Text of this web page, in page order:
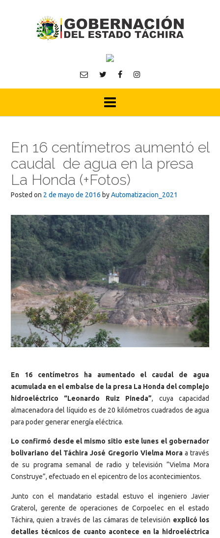
En 16 centímetros aumentó el
caudal de agua en la presa
La Honda (+Fotos)
Posted on 2 de mayo de 2016 byAutomatizacion_2021
En 16 centímetros ha aumentado el caudal de agua
acumulada en el embalse de la presa La Honda del complejo
hidroeléctrico “Leonardo Ruiz Pineda”, cuya capacidad
almacenadora del líquido es de 20 kilómetros cuadrados de agua
para poder generar energía eléctrica.
Lo confirmó desde el mismo sitio este lunes el gobernador
bolivariano del Táchira José Gregorio Vielma Moraa través
de su programa semanal de radio y televisión “Vielma Mora
Construye”, efectuado en el epicentro de los acontecimientos.
Junto con el mandatario estadal estuvo el ingeniero Javier
Graterol, gerente de operaciones de Corpoelec en el estado
Táchira, quien a través de las cámaras de televisión explicó los
detalles técnicos de cuanto acontece en la hidroeléctrica